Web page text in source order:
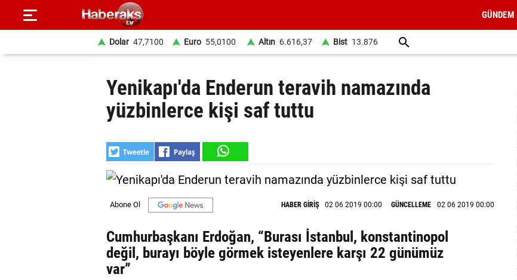
GÜNDEM
Dolar 47,7100 Euro 55,0100 Altın 6.616,37 Bist 13.876
Yenikapı'da Enderun teravih namazında
yüzbinlerce kişi saf tuttu
HABER GİRİŞ 02 06 2019 00:00 GÜNCELLEME 02 06 2019 00:00
Cumhurbaşkanı Erdoğan, “Burası İstanbul, konstantinopol
değil, burayı böyle görmek isteyenlere karşı 22 günümüz
var”